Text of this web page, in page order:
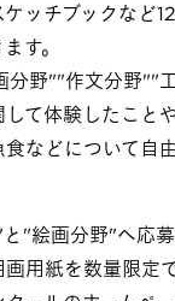
ッチブックなど
す。
分野""作文分野""
て体験したこと
などについて自
"絵画分野"へ応
用紙を数量限定